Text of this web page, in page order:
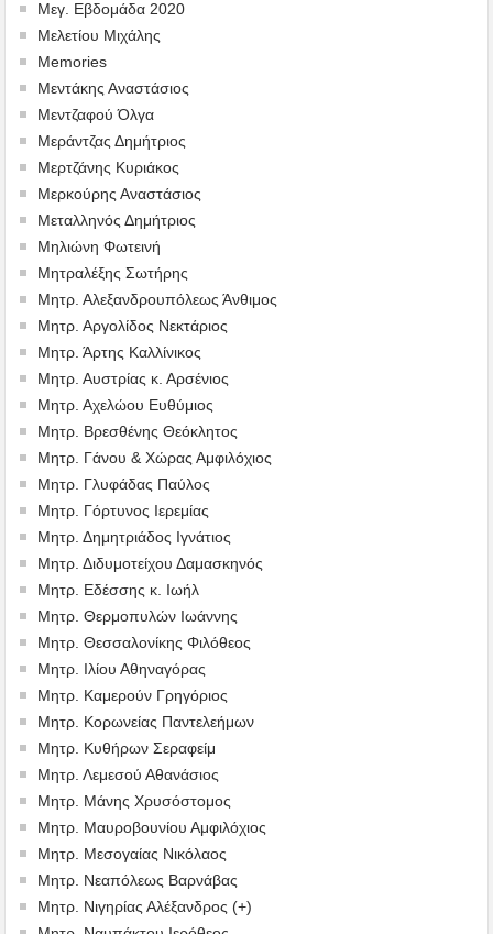
Μεγ. Εβδομάδα 2020
Μελετίου Μιχάλης
Memories
Μεντάκης Αναστάσιος
Μεντζαφού Όλγα
Μεράντζας Δημήτριος
Μερτζάνης Κυριάκος
Μερκούρης Αναστάσιος
Μεταλληνός Δημήτριος
Mηλιώνη Φωτεινή
Μητραλέξης Σωτήρης
Μητρ. Αλεξανδρουπόλεως Άνθιμος
Μητρ. Αργολίδος Νεκτάριος
Μητρ. Άρτης Καλλίνικος
Μητρ. Αυστρίας κ. Αρσένιος
Μητρ. Αχελώου Ευθύμιος
Μητρ. Βρεσθένης Θεόκλητος
Μητρ. Γάνου & Χώρας Αμφιλόχιος
Μητρ. Γλυφάδας Παύλος
Μητρ. Γόρτυνος Ιερεμίας
Μητρ. Δημητριάδος Ιγνάτιος
Μητρ. Διδυμοτείχου Δαμασκηνός
Μητρ. Εδέσσης κ. Ιωήλ
Μητρ. Θερμοπυλών Ιωάννης
Μητρ. Θεσσαλονίκης Φιλόθεος
Μητρ. Ιλίου Αθηναγόρας
Μητρ. Καμερούν Γρηγόριος
Μητρ. Κορωνείας Παντελεήμων
Μητρ. Κυθήρων Σεραφείμ
Μητρ. Λεμεσού Αθανάσιος
Μητρ. Μάνης Χρυσόστομος
Μητρ. Μαυροβουνίου Αμφιλόχιος
Μητρ. Μεσογαίας Νικόλαος
Μητρ. Νεαπόλεως Βαρνάβας
Μητρ. Νιγηρίας Αλέξανδρος (+)